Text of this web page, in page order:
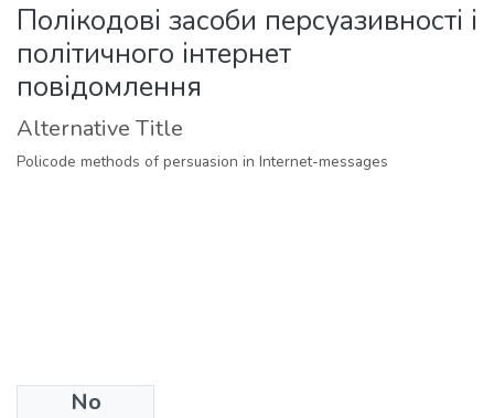
Statistics
Полікодові засоби персуазивності і
політичного інтернет
повідомлення
Alternative Title
Policode methods of persuasion in Internet-messages
No